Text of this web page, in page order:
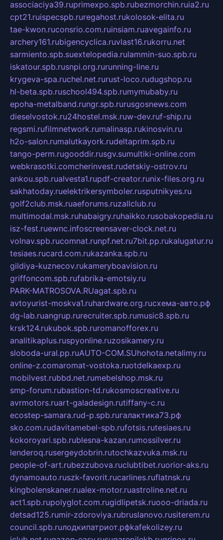
associaciya39.ruprimexpo.spb.rubezmorchin.ruia2.ru
cpt21.ruispecspb.ruregahost.rukolosok-elita.ru
tae-kwon.ruconsrio.com.ruinsiam.ruavegainfo.ru
archery161.rubigencyclica.ruvlast16.rukorru.net
sarmiento.spb.suextelopedia.rulammin-suo.spb.ru
iskatour.spb.rusnpi.org.rurunning-line.ru
krygeva-spa.ruchel.net.rurust-loco.rudugshop.ru
hl-beta.spb.ruschool494.spb.rumymubaby.ru
epoha-metalband.rungr.spb.rurusgosnews.com
dieselvostok.ru24hostel.msk.ruw-dev.ruf-ship.ru
regsmi.rufilmnetwork.rumalinasp.rukinosvin.ru
h2o-salon.rumalutkayork.rudeltaprim.spb.ru
tango-perm.rugooddir.rusgv.sumultiki-online.com
webkrasotki.comcherinvest.rudetskiy-ostrov.ru
ankou.spb.rualvesta1.rupdf-creator.runix-files.org.ru
sakhatoday.ruelektrikersymboler.rusputnikyes.ru
golf2club.msk.ruaeforums.ruzallclub.ru
multimodal.msk.ruhabaigry.ruhaikko.rusobakopedia.ru
isz-fest.ruewnc.infoscreensaver-clock.net.ru
volnav.spb.rucomnat.runpf.net.ru7bit.pp.rukalugatur.ru
tesiaes.rucard.com.rukazanka.spb.ru
gildiya-kuznecov.rukameryboavision.ru
griffoncom.spb.rufabrika-emotsiy.ru
PARK-MATROSOVA.RUagat.spb.ru
avtoyurist-moskva1.ruhardware.org.ruсхема-авто.рф
dg-lab.ruangrup.rurecruiter.spb.rumusic8.spb.ru
krsk124.rukubok.spb.ruromanofforex.ru
analitikaplus.ruspyonline.ruzosikamery.ru
sloboda-ural.pp.ruAUTO-COM.SUhohota.netalimy.ru
online-z.comaromat-vostoka.ruotdelkaexp.ru
mobilvest.rubbd.net.rumebelshop.msk.ru
smp-forum.rubastion-td.rukosmoscreative.ru
avrmotors.ruart-galadesign.rutiffany-c.ru
ecostep-samara.rud-p.spb.ruгалактика73.рф
sko.com.rudavitamebel-spb.rufotsis.rutesiaes.ru
kokoroyari.spb.rublesna-kazan.rumossilver.ru
lenderoq.rusergeydobrin.rutochkazvuka.msk.ru
people-of-art.rubezzubova.ruclubtibet.ruorior-aks.ru
dynamoauto.ruszk-favorit.rucarlines.ruflatnsk.ru
kingbolenskaner.rualex-motor.ruastroline.net.ru
act1.spb.rupolyglot.com.rugidlipetsk.ruooo-driada.ru
detsad125.rumir-zdoroviya.rubruslanovo.rusiterem.ru
council.spb.ruлодкипатриот.рфkafekolizey.ru